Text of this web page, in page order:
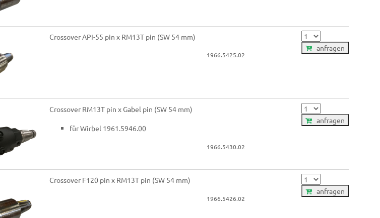
Crossover API-55 pin x RM13T pin (SW 54 mm)
1966.5425.02
anfragen
Crossover RM13T pin x Gabel pin (SW 54 mm)
für Wirbel 1961.5946.00
1966.5430.02
anfragen
Crossover F120 pin x RM13T pin (SW 54 mm)
1966.5426.02
anfragen